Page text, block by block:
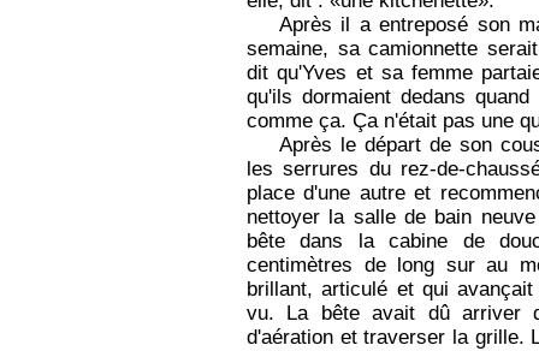
Après il a entreposé son
semaine, sa camionnette
dit qu'Yves et sa femme
qu'ils dormaient dedans
comme ça. Ça n'était pas une
Après le départ de son
les serrures du rez-de-
place d'une autre et
nettoyer la salle de bain
bête dans la cabine de
centimètres de long sur au
brillant, articulé et qui
vu. La bête avait dû arriver
d'aération et traverser la grille.